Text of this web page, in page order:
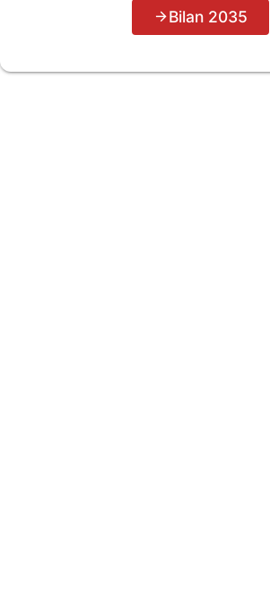
Bilan 2035